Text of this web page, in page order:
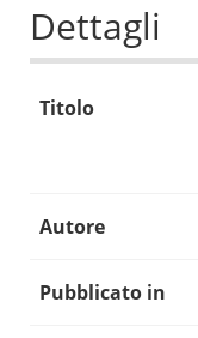
Dettagli
Titolo
Autore
Pubblicato in